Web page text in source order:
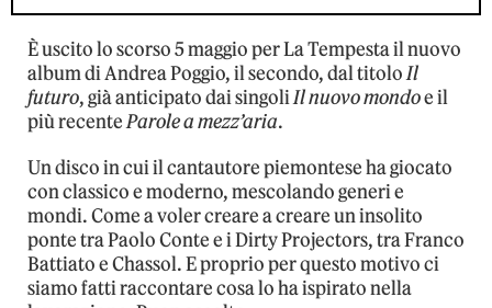
È uscito lo scorso 5 maggio per La Tempesta il nuovo
album di Andrea Poggio, il secondo, dal titoloIl
futuro, già anticipato dai singoliIl nuovo mondoe il
più recenteParole a mezz’aria.
Un disco in cui il cantautore piemontese ha giocato
con classico e moderno, mescolando generi e
mondi. Come a voler creare a creare un insolito
ponte tra Paolo Conte e i Dirty Projectors, tra Franco
Battiato e Chassol. E proprio per questo motivo ci
siamo fatti raccontare cosa lo ha ispirato nella